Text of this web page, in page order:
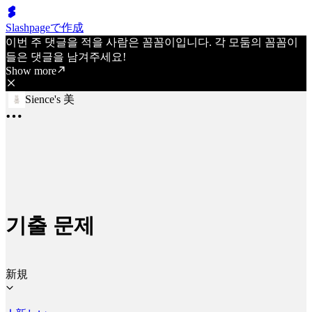
Slashpageで作成
이번 주 댓글을 적을 사람은 꼼꼼이입니다. 각 모둠의 꼼꼼이
들은 댓글을 남겨주세요!
Show more
Sience's 美
기출 문제
新規